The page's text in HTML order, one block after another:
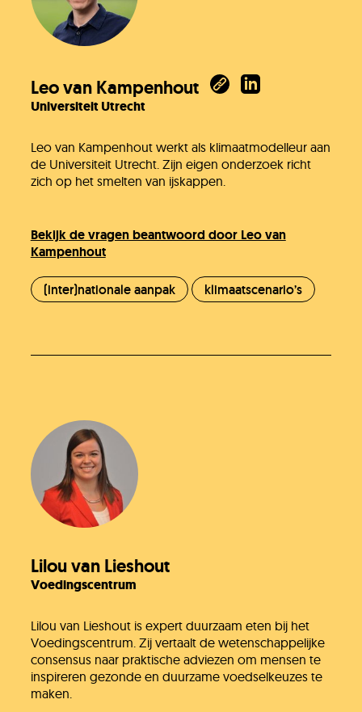
Leo van Kampenhout
Universiteit Utrecht
Leo van Kampenhout werkt als klimaatmodelleur aan
de Universiteit Utrecht. Zijn eigen onderzoek richt
zich op het smelten van ijskappen.
Bekijk de vragen beantwoord door Leo van
Kampenhout
(inter)nationale aanpak klimaatscenario’s
Lilou van Lieshout
Voedingscentrum
Lilou van Lieshout is expert duurzaam eten bij het
Voedingscentrum. Zij vertaalt de wetenschappelijke
consensus naar praktische adviezen om mensen te
inspireren gezonde en duurzame voedselkeuzes te
maken.
Vacatures
KlimaatLesSnacks
Onze organisatie
KH Kids